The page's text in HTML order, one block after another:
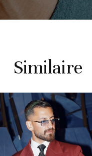
Similaire